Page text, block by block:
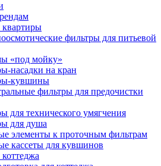
фильтры для питьевой
«под мойку»
насадки на кран
кувшины
фильтры для предочистки
для технического умягчения
для душа
элементы к проточным фильтрам
кассеты для кувшинов